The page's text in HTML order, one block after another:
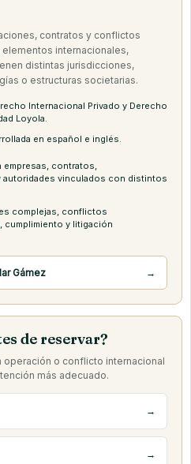
contratos y conflictos
internacionales,
distintas jurisdicciones,
o estructuras societarias.
Internacional Privado y Derecho
Loyola.
en español e inglés.
contratos,
vinculados con distintos
complejas, conflictos
cumplimiento y litigación
Gámez →
de reservar?
o conflicto internacional
más adecuado.
→
→